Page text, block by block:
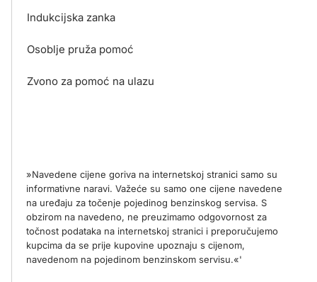
Indukcijska zanka
Osoblje pruža pomoć
Zvono za pomoć na ulazu
»Navedene cijene goriva na internetskoj stranici samo su
informativne naravi. Važeće su samo one cijene navedene
na uređaju za točenje pojedinog benzinskog servisa. S
obzirom na navedeno, ne preuzimamo odgovornost za
točnost podataka na internetskoj stranici i preporučujemo
kupcima da se prije kupovine upoznaju s cijenom,
navedenom na pojedinom benzinskom servisu.«'